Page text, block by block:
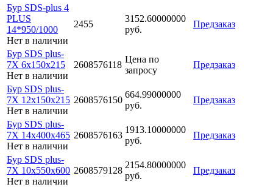
Бур SDS-plus 4
PLUS
14*950/1000
Нет в наличии
2455
3152.60000000
руб.
Предзаказ
Бур SDS plus-
7X 6x150x215
Нет в наличии
2608576118
Цена по
запросу
Предзаказ
Бур SDS plus-
7X 12x150x215
Нет в наличии
2608576150
664.99000000
руб.
Предзаказ
Бур SDS plus-
7X 14x400x465
Нет в наличии
2608576163
1913.10000000
руб.
Предзаказ
Бур SDS plus-
7X 10x550x600
Нет в наличии
2608579128
2154.80000000
руб.
Предзаказ